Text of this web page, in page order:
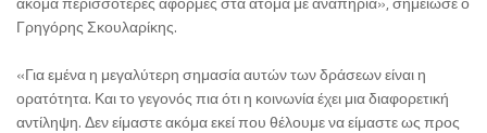
Γρηγόρης Σκουλαρίκης.
«Για εμένα η μεγαλύτερη σημασία αυτών των δράσεων είναι η
ορατότητα. Και το γεγονός πια ότι η κοινωνία έχει μια διαφορετική
αντίληψη. Δεν είμαστε ακόμα εκεί που θέλουμε να είμαστε ως προς